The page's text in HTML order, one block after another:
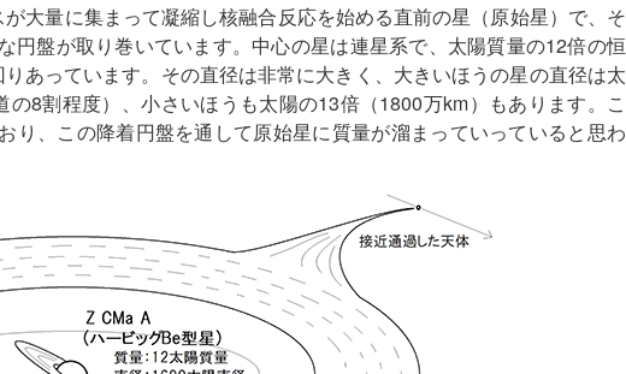
大量に集まって凝縮し核融合反応を始める直前の星（原始星）で、そ
円盤が取り巻いています。中心の星は連星系で、太陽質量の12倍の恒
あっています。その直径は非常に大きく、大きいほうの星の直径は太
8割程度）、小さいほうも太陽の13倍（1800万km）もあります。こ
り、この降着円盤を通して原始星に質量が溜まっていっていると思わ